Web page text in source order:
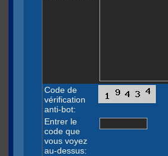
Code de
vérification
anti-bot:
Entrer le
code que
vous voyez
au-dessus: